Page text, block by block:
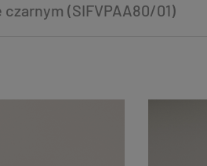
(SIFVPAA80/01)